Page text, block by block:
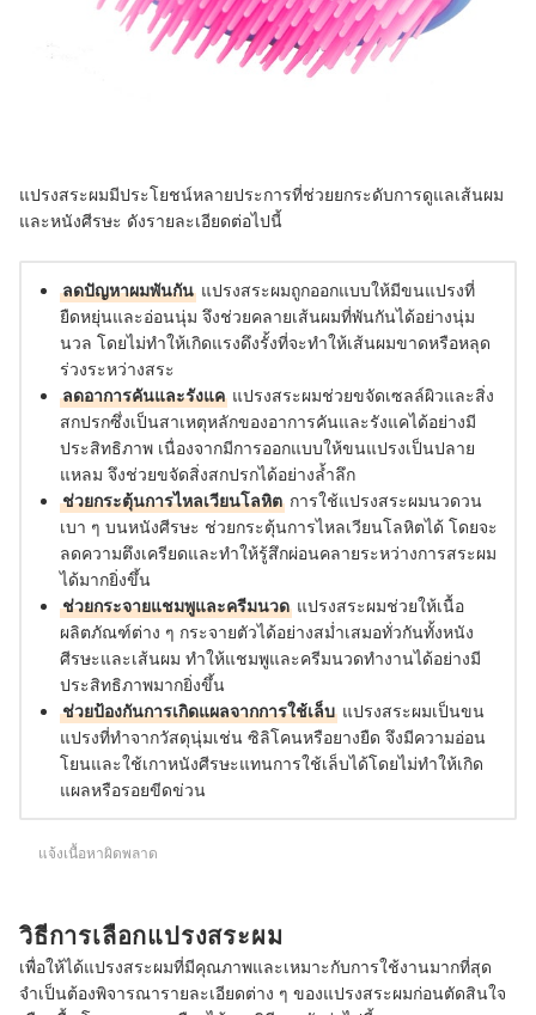
แปรงสระผมมีประโยชน์หลายประการที่ช่วยยกระดับการดูแลเส้นผม
และหนังศีรษะ ดังรายละเอียดต่อไปนี้
ลดปัญหาผมพันกัน แปรงสระผมถูกออกแบบให้มีขนแปรงที่
ยืดหยุ่นและอ่อนนุ่ม จึงช่วยคลายเส้นผมที่พันกันได้อย่างนุ่ม
นวล โดยไม่ทำให้เกิดแรงดึงรั้งที่จะทำให้เส้นผมขาดหรือหลุด
ร่วงระหว่างสระ
ลดอาการคันและรังแค แปรงสระผมช่วยขจัดเซลล์ผิวและสิ่ง
สกปรกซึ่งเป็นสาเหตุหลักของอาการคันและรังแคได้อย่างมี
ประสิทธิภาพ เนื่องจากมีการออกแบบให้ขนแปรงเป็นปลาย
แหลม จึงช่วยขจัดสิ่งสกปรกได้อย่างล้ำลึก
ช่วยกระตุ้นการไหลเวียนโลหิต การใช้แปรงสระผมนวดวน
เบา ๆ บนหนังศีรษะ ช่วยกระตุ้นการไหลเวียนโลหิตได้ โดยจะ
ลดความตึงเครียดและทำให้รู้สึกผ่อนคลายระหว่างการสระผม
ได้มากยิ่งขึ้น
ช่วยกระจายแชมพูและครีมนวด แปรงสระผมช่วยให้เนื้อ
ผลิตภัณฑ์ต่าง ๆ กระจายตัวได้อย่างสม่ำเสมอทั่วกันทั้งหนัง
ศีรษะและเส้นผม ทำให้แชมพูและครีมนวดทำงานได้อย่างมี
ประสิทธิภาพมากยิ่งขึ้น
ช่วยป้องกันการเกิดแผลจากการใช้เล็บ แปรงสระผมเป็นขน
แปรงที่ทำจากวัสดุนุ่มเช่น ซิลิโคนหรือยางยืด จึงมีความอ่อน
โยนและใช้เกาหนังศีรษะแทนการใช้เล็บได้โดยไม่ทำให้เกิด
แผลหรือรอยขีดข่วน
แจ้งเนื้อหาผิดพลาด
วิธีการเลือกแปรงสระผม
เพื่อให้ได้แปรงสระผมที่มีคุณภาพและเหมาะกับการใช้งานมากที่สุด
จำเป็นต้องพิจารณารายละเอียดต่าง ๆ ของแปรงสระผมก่อนตัดสินใจ